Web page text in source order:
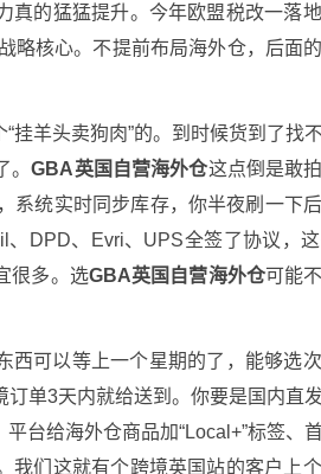
真的猛猛提升。今年欧盟税改一落
略核心。不提前布局海外仓，后面
挂羊头卖狗肉”的。到时候货到了找
。GBA英国自营海外仓这点倒是敢
系统实时同步库存，你半夜刷一下
DPD、Evri、UPS全签了协议，
很多。选GBA英国自营海外仓可能
西可以等上一个星期的了，能够选
单3天内就给送到。你要是国内直
台给海外仓商品加“Local+”标签、
们这就有个跨境英国站的客户上